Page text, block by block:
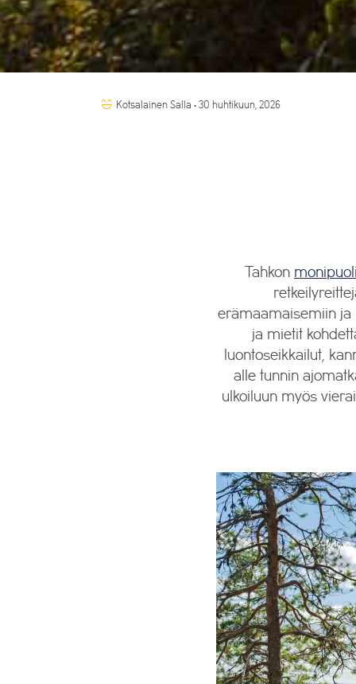
Kotsalainen Salla • 30 huhtikuun, 2026
Tahkon
erämaamaisemiin ja
ja mietit
luontoseikkailut,
alle tunnin
ulkoiluun myös